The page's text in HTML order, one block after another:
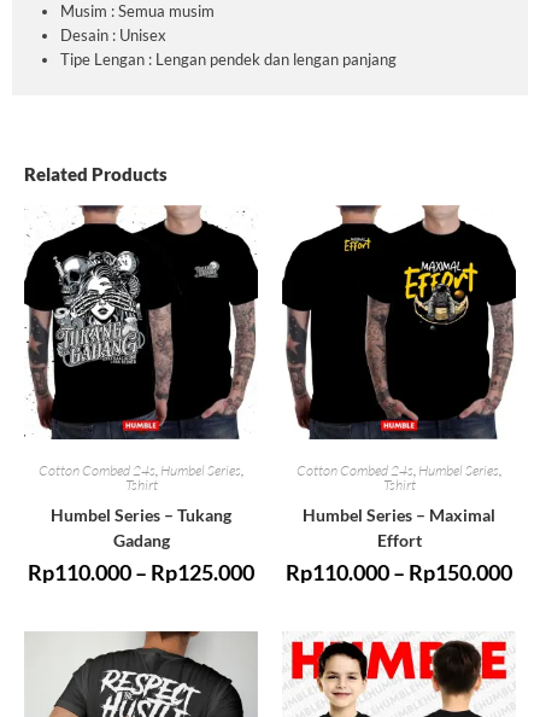
Musim : Semua musim
Desain : Unisex
Tipe Lengan : Lengan pendek dan lengan panjang
Related Products
Cotton Combed 24s, Humbel Series,
Tshirt
Humbel Series – Tukang
Gadang
Rp110.000– Rp125.000
Cotton Combed 24s, Humbel Series,
Tshirt
Humbel Series – Maximal
Effort
Rp110.000– Rp150.000